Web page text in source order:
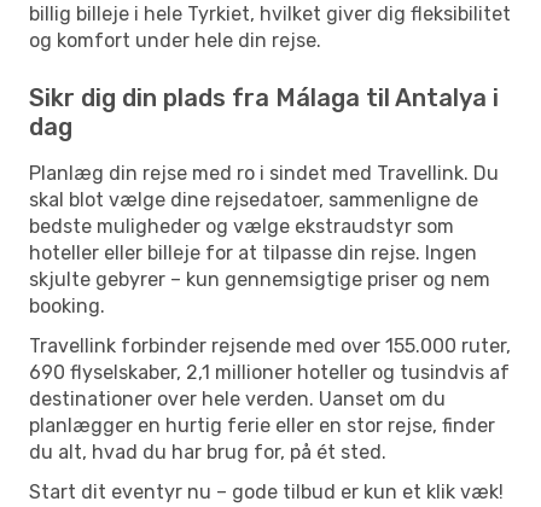
billig billeje i hele Tyrkiet, hvilket giver dig fleksibilitet
og komfort under hele din rejse.
Sikr dig din plads fra Málaga til Antalya i
dag
Planlæg din rejse med ro i sindet med Travellink. Du
skal blot vælge dine rejsedatoer, sammenligne de
bedste muligheder og vælge ekstraudstyr som
hoteller eller billeje for at tilpasse din rejse. Ingen
skjulte gebyrer – kun gennemsigtige priser og nem
booking.
Travellink forbinder rejsende med over 155.000 ruter,
690 flyselskaber, 2,1 millioner hoteller og tusindvis af
destinationer over hele verden. Uanset om du
planlægger en hurtig ferie eller en stor rejse, finder
du alt, hvad du har brug for, på ét sted.
Start dit eventyr nu – gode tilbud er kun et klik væk!